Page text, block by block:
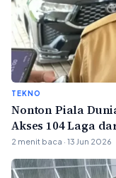
TEKNO
Nonton Piala
Akses 104 Laga
2 menit baca · 13 Jun 2026